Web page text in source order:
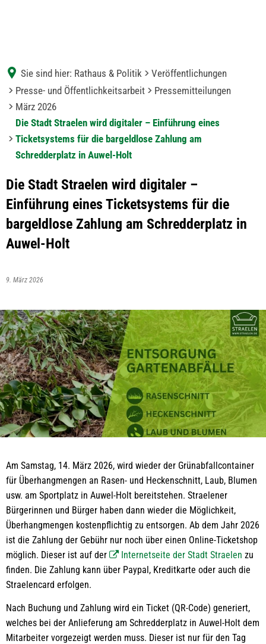
Sie sind hier: Rathaus & Politik
Veröffentlichungen
Presse- und Öffentlichkeitsarbeit
Pressemitteilungen
März 2026
Die Stadt Straelen wird digitaler – Einführung eines
Ticketsystems für die bargeldlose Zahlung am
Schredderplatz in Auwel-Holt
Die Stadt Straelen wird digitaler –
Einführung eines Ticketsystems für die
bargeldlose Zahlung am Schredderplatz in
Auwel-Holt
9. März 2026
Am Samstag, 14. März 2026, wird wieder der Grünabfallcontainer
für Überhangmengen an Rasen- und Heckenschnitt, Laub, Blumen
usw. am Sportplatz in Auwel-Holt bereitstehen. Straelener
Bürgerinnen und Bürger haben dann wieder die Möglichkeit,
Überhangmengen kostenpflichtig zu entsorgen. Ab dem Jahr 2026
ist die Zahlung der Gebühr nur noch über einen Online-Ticketshop
möglich. Dieser ist auf der
Internetseite der Stadt Straelen zu
finden. Die Zahlung kann über Paypal, Kreditkarte oder auch die
Straelencard erfolgen.
Nach Buchung und Zahlung wird ein Ticket (QR-Code) generiert,
welches bei der Anlieferung am Schredderplatz in Auwel-Holt dem
Mitarbeiter vorgezeigt werden muss. Dieser ist nur für den Tag